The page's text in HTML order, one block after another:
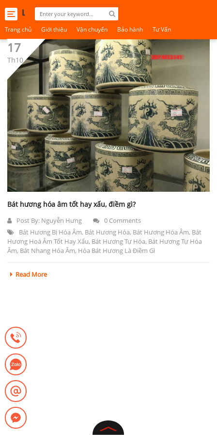
Toggle
navigation
Trang chủ Giới thiệu Vận chuyển Bảo hành Tư Vấn
17
Th10
Bát hương hóa âm tốt hay xấu, điềm gì?
Post By: Nguyễn Hưng
0 Comments
Bát Hương Bị Hóa Âm, Bát Hương Hóa, Bát Hương Hóa Âm, Bát
Hương Hoá Âm Tốt Hay Xấu, Bát Hương Tự Hóa, Bát Hương Tự Hóa
Âm, Bát Nhang Hóa Âm, Hóa Bát Hương Là Điềm Gì
Read More